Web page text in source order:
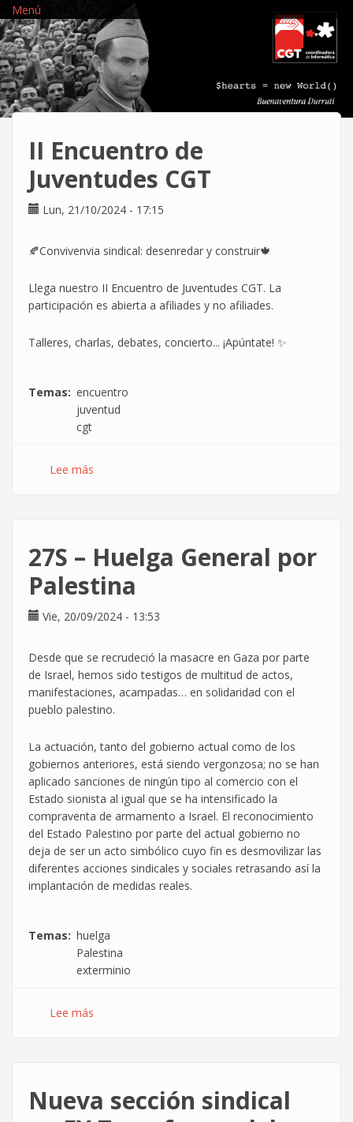
Pasar
al
contenido
principal
Menú
II Encuentro de
Juventudes CGT
Lun, 21/10/2024 - 17:15
🍂Convivenvia sindical: desenredar y construir🍁
Llega nuestro II Encuentro de Juventudes CGT. La
participación es abierta a afiliades y no afiliades.
Talleres, charlas, debates, concierto... ¡Apúntate! ✨
Temas
encuentro
juventud
cgt
Lee más
CGT
27S – Huelga General por
Palestina
Vie, 20/09/2024 - 13:53
Desde que se recrudeció la masacre en Gaza por parte
de Israel, hemos sido testigos de multitud de actos,
manifestaciones, acampadas… en solidaridad con el
pueblo palestino.
La actuación, tanto del gobierno actual como de los
gobiernos anteriores, está siendo vergonzosa; no se han
aplicado sanciones de ningún tipo al comercio con el
Estado sionista al igual que se ha intensificado la
compraventa de armamento a Israel. El reconocimiento
del Estado Palestino por parte del actual gobierno no
deja de ser un acto simbólico cuyo fin es desmovilizar las
diferentes acciones sindicales y sociales retrasando así la
implantación de medidas reales.
Temas
huelga
Palestina
exterminio
Lee más
por
Palestina
Nueva sección sindical